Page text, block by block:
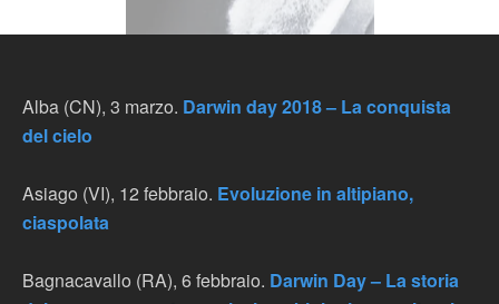
Alba (CN), 3 marzo. Darwin day 2018 – La conquista
del cielo
Asiago (VI), 12 febbraio. Evoluzione in altipiano,
ciaspolata
Bagnacavallo (RA), 6 febbraio. Darwin Day – La storia